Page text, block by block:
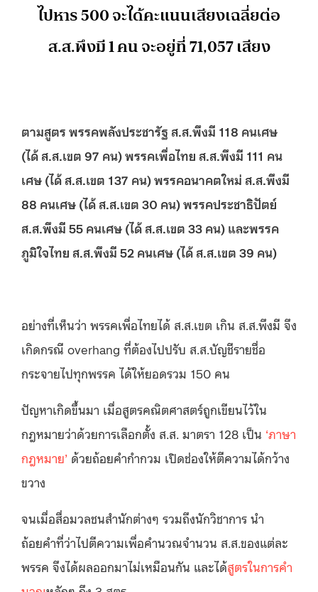
ไปหาร 500 จะได้คะแนนเสียงเฉลี่ยต่อ
ส.ส.พึงมี 1 คน จะอยู่ที่ 71,057 เสียง
ตามสูตร พรรคพลังประชารัฐ ส.ส.พึงมี 118 คนเศษ
(ได้ ส.ส.เขต 97 คน) พรรคเพื่อไทย ส.ส.พึงมี 111 คน
เศษ (ได้ ส.ส.เขต 137 คน) พรรคอนาคตใหม่ ส.ส.พึงมี
88 คนเศษ (ได้ ส.ส.เขต 30 คน) พรรคประชาธิปัตย์
ส.ส.พึงมี 55 คนเศษ (ได้ ส.ส.เขต 33 คน) และพรรค
ภูมิใจไทย ส.ส.พึงมี 52 คนเศษ (ได้ ส.ส.เขต 39 คน)
อย่างที่เห็นว่า พรรคเพื่อไทยได้ ส.ส.เขต เกิน ส.ส.พึงมี จึง
เกิดกรณี overhang ที่ต้องไปปรับ ส.ส.บัญชีรายชื่อ
กระจายไปทุกพรรค ได้ให้ยอดรวม 150 คน
ปัญหาเกิดขึ้นมา เมื่อสูตรคณิตศาสตร์ถูกเขียนไว้ใน
กฎหมายว่าด้วยการเลือกตั้ง ส.ส. มาตรา 128 เป็น ‘ภาษา
กฎหมาย’ ด้วยถ้อยคำกำกวม เปิดช่องให้ตีความได้กว้าง
ขวาง
จนเมื่อสื่อมวลชนสำนักต่างๆ รวมถึงนักวิชาการ นำ
ถ้อยคำที่ว่าไปตีความเพื่อคำนวณจำนวน ส.ส.ของแต่ละ
พรรค จึงได้ผลออกมาไม่เหมือนกัน และได้สูตรในการคำ